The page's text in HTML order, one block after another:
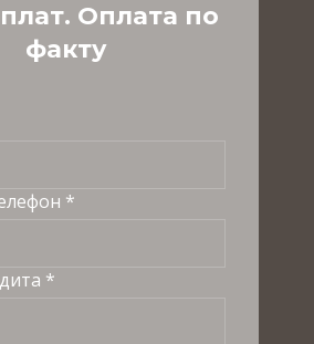
Оплата по
факту
*
*